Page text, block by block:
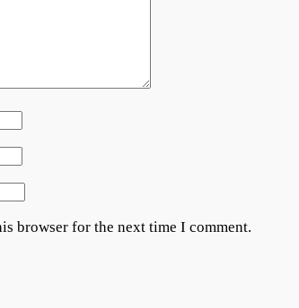
browser for the next time I comment.